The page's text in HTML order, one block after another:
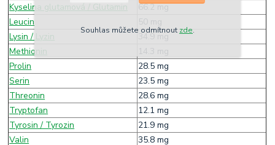
Kyselina glutamová / Glutamin
66.2 mg
Leucin
50 mg
Lysin / Lyzin
34.9 mg
Methionin
14.3 mg
Prolin
28.5 mg
Serin
23.5 mg
Threonin
28.6 mg
Tryptofan
12.1 mg
Tyrosin / Tyrozin
21.9 mg
Valin
35.8 mg
Souhlas můžete odmítnout zde.